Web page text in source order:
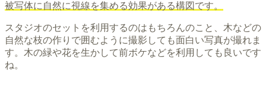
被写体に自然に視線を集める効果がある構図です。
スタジオのセットを利用するのはもちろんのこと、木などの
自然な枝の作りで囲むように撮影しても面白い写真が撮れま
す。木の緑や花を生かして前ボケなどを利用しても良いです
ね。